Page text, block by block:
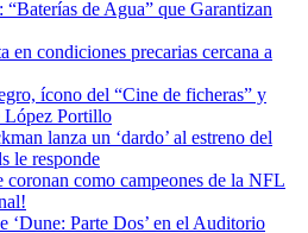
de Agua” que Garantizan
en condiciones precarias cercana a
ícono del “Cine de ficheras” y
López Portillo
lanza un ‘dardo’ al estreno del
le responde
coronan como campeones de la NFL
‘Dune: Parte Dos’ en el Auditorio